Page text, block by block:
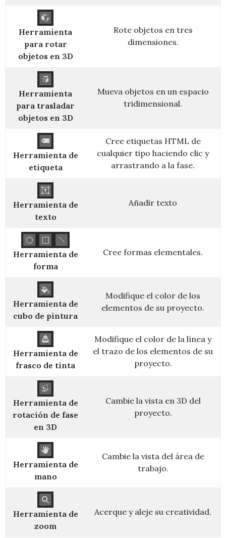
Herramienta
para rotar
objetos en 3D
Rote objetos en tres
dimensiones.
Herramienta
para trasladar
objetos en 3D
Mueva objetos en un espacio
tridimensional.
Herramienta de
etiqueta
Cree etiquetas HTML de
cualquier tipo haciendo clic y
arrastrando a la fase.
Herramienta de
texto
Añadir texto
Herramienta de
forma
Cree formas elementales.
Herramienta de
cubo de pintura
Modifique el color de los
elementos de su proyecto.
Herramienta de
frasco de tinta
Modifique el color de la línea y
el trazo de los elementos de su
proyecto.
Herramienta de
rotación de fase
en 3D
Cambie la vista en 3D del
proyecto.
Herramienta de
mano
Cambie la vista del área de
trabajo.
Herramienta de
zoom
Acerque y aleje su creatividad.